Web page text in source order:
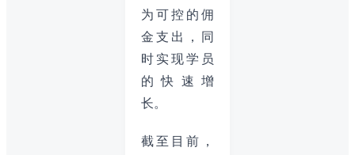
为可控的佣
金支出，同
时实现学员
的快速增
长。
截至目前，